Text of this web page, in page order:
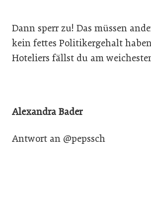
Dann sperr zu! Das müssen
kein fettes Politikergehalt
Hoteliers fällst du am
Alexandra Bader
Antwort an @pepssch